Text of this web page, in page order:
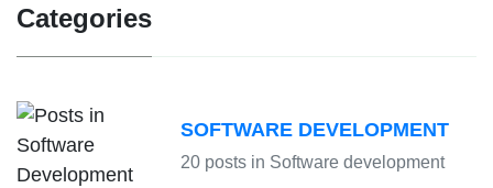
Categories
SOFTWARE DEVELOPMENT
20 posts in Software development